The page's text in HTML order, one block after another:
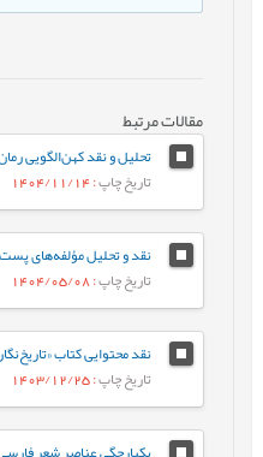
مقالات مرتبط
تحلیل و نقد کهن‌الگویی رمان
تاریخ چاپ: 1404/11/14
تاریخ چاپ: 1404/05/08
نقد محتوایی کتاب
تاریخ چاپ: 1403/12/25